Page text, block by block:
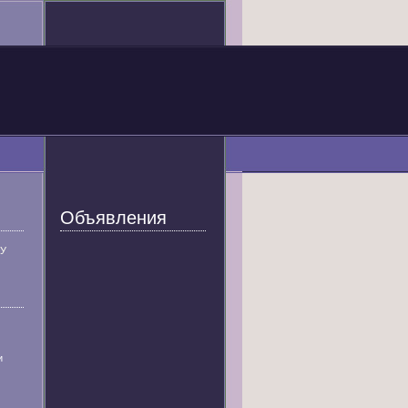
Объявления